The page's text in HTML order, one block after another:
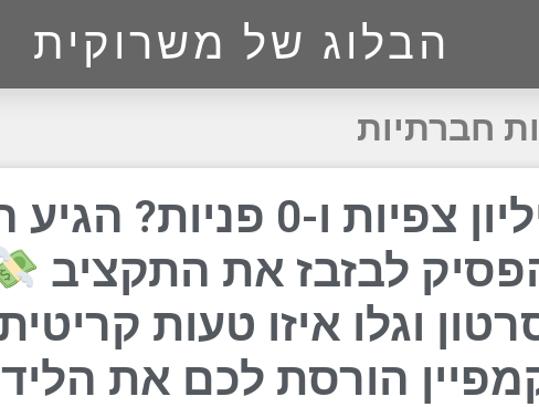
הבלוג של משרוקית
חברתיות
מיליון צפיות ו-0 פניות?
לבזבז את התקציב
וגלו איזו טעות
הורסת לכם את